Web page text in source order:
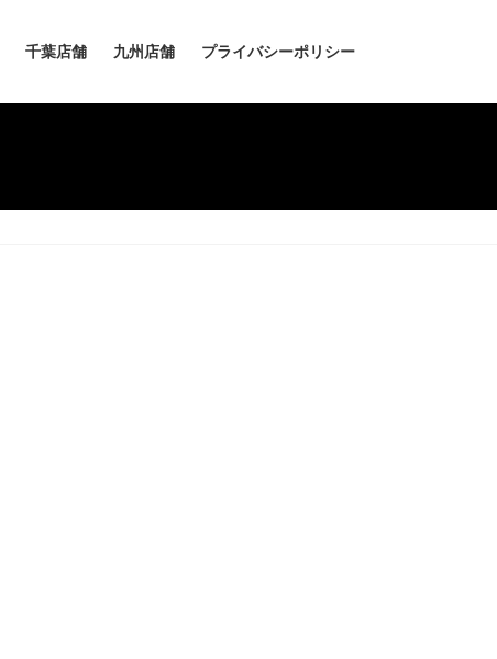
千葉店舗 九州店舗 プライバシーポリシー